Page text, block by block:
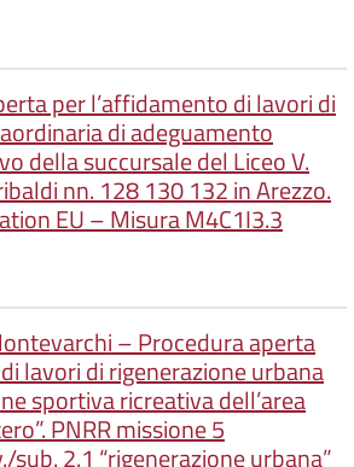
per l’affidamento di lavori di
di adeguamento
della succursale del Liceo V.
nn. 128 130 132 in Arezzo.
EU – Misura M4C1I3.3
– Procedura aperta
lavori di rigenerazione urbana
sportiva ricreativa dell’area
PNRR missione 5
2.1 “rigenerazione urbana”